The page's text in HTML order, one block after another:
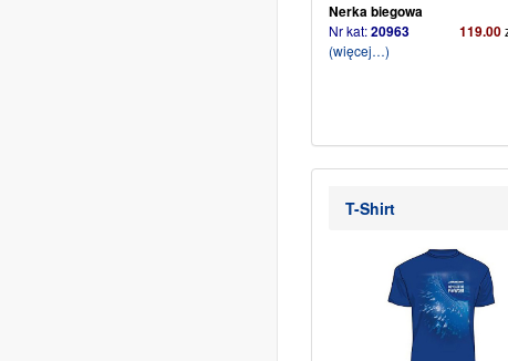
Nerka biegowa
Nr kat:20963 119.00
(więcej…)
T-Shirt